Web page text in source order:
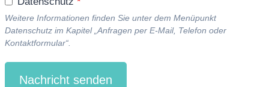
Weitere Informationen finden Sie unter dem Menüpunkt
Datenschutz im Kapitel „Anfragen per E-Mail, Telefon oder
Kontaktformular“.
Nachricht senden